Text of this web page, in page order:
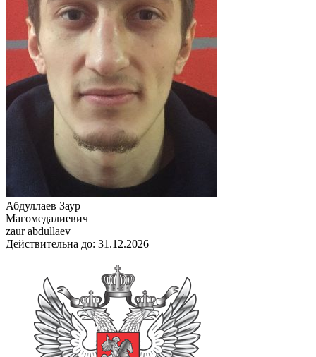
Абдуллаев Заур
Магомедалиевич
zaur abdullaev
Действительна до: 31.12.2026